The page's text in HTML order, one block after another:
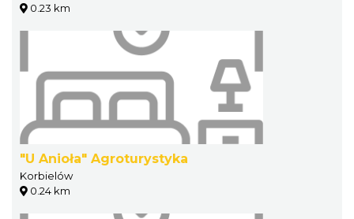
0.23 km
"U Anioła" Agroturystyka
Korbielów
0.24 km